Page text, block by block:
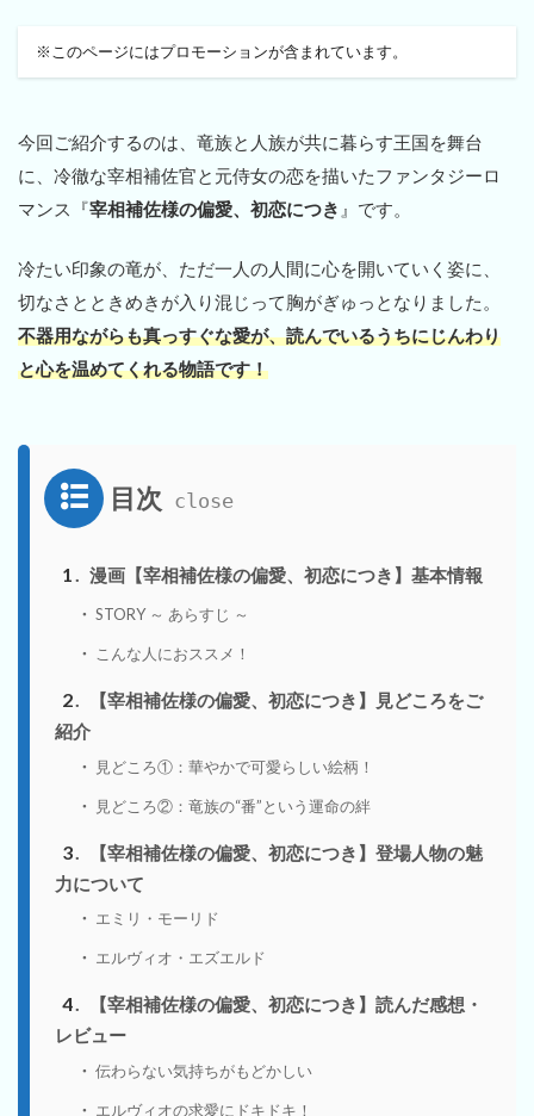
※このページにはプロモーションが含まれています。
今回ご紹介するのは、竜族と人族が共に暮らす王国を舞台
に、冷徹な宰相補佐官と元侍女の恋を描いたファンタジーロ
マンス『宰相補佐様の偏愛、初恋につき 』です。
冷たい印象の竜が、ただ一人の人間に心を開いていく姿に、
切なさとときめきが入り混じって胸がぎゅっとなりました。
不器用ながらも真っすぐな愛が、読んでいるうちにじんわり
と心を温めてくれる物語です！
目次
1 漫画【宰相補佐様の偏愛、初恋につき】基本情報
STORY ～ あらすじ ～
こんな人におススメ！
2
【宰相補佐様の偏愛、初恋につき】見どころをご
紹介
見どころ①：華やかで可愛らしい絵柄！
見どころ②：竜族の“番”という運命の絆
3
【宰相補佐様の偏愛、初恋につき】登場人物の魅
力について
エミリ・モーリド
エルヴィオ・エズエルド
4
【宰相補佐様の偏愛、初恋につき】読んだ感想・
レビュー
伝わらない気持ちがもどかしい
エルヴィオの求愛にドキドキ！